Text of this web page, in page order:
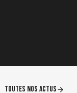
Toutes nos actus